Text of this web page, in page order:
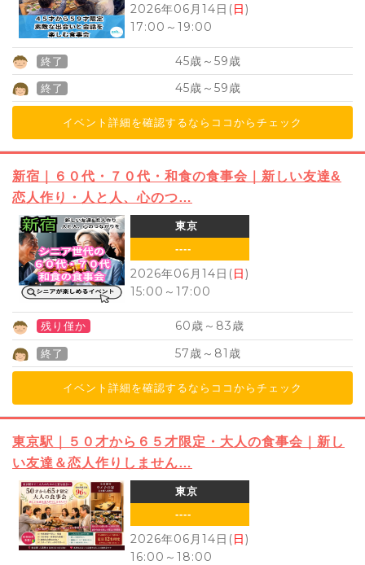
2026年06月14日(日)
17:00 ～ 19:00
終了 45歳～ 59歳
終了 45歳～ 59歳
イベント詳細を確認するならココからチェック
新宿｜６０代・７０代・和食の食事会｜新しい友達&
恋人作り・人と人、心のつ…
東京
----
2026年06月14日(日)
15:00 ～ 17:00
残り僅か 60歳～ 83歳
終了 57歳～ 81 歳
イベント詳細を確認するならココからチェック
東京駅｜５０才から６５才限定・大人の食事会｜新し
い友達＆恋人作りしません…
東京
----
2026年06月14日(日)
16:00 ～ 18:00